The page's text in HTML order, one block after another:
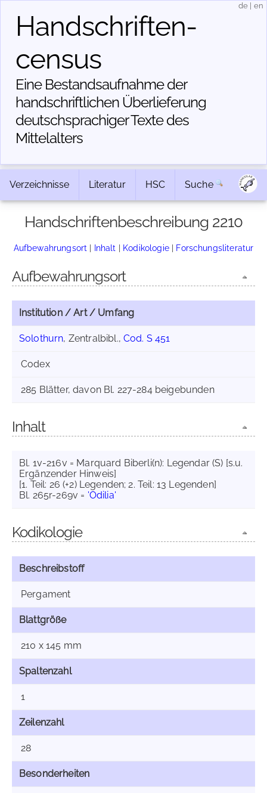
Handschriften­
census
Eine Bestandsaufnahme der
handschriftlichen Über­lieferung
deutschsprachiger Texte des
Mittelalters
de en
Verzeichnisse Literatur HSC Suche
Handschriftenbeschreibung 2210
Aufbewahrungsort | Inhalt | Kodikologie| Forschungsliteratur
Aufbewahrungsort
Institution / Art / Umfang
Solothurn, Zentralbibl.,Cod. S 451
Codex
285 Blätter, davon Bl. 227-284 beigebunden
Inhalt
Bl. 1v-216v = Marquard Biberli(n): Legendar (S) [s.u.
Ergänzender Hinweis]
[1. Teil: 26 (+2) Legenden; 2. Teil: 13 Legenden]
Bl. 265r-269v = 'Odilia'
Kodikologie
Beschreibstoff
Pergament
Blattgröße
210 x 145 mm
Spaltenzahl
1
Zeilenzahl
28
Besonderheiten